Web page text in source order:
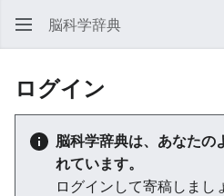
脳科学辞典
ログイン
脳科学辞典は、あなたの
れています。
ログインして寄稿しまし